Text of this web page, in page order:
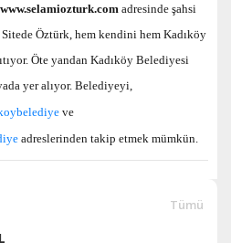
www.selamiozturk.com adresinde şahsi
Öztürk, hem kendini hem Kadıköy
Öte yandan Kadıköy Belediyesi
yer alıyor. Belediyeyi,
ve
adreslerinden takip etmek mümkün.
Tümü